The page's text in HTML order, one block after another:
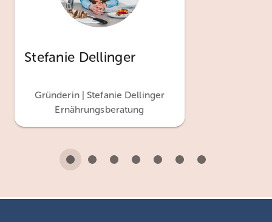
Stefanie Dellinger
Gründerin | Stefanie Dellinger
Ernährungsberatung